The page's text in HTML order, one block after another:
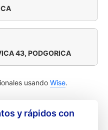
43, PODGORICA
usando Wise.
y rápidos con